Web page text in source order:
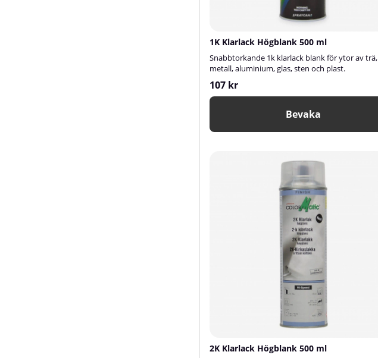
1K Klarlack Högblank 500 ml
Snabbtorkande 1k klarlack blank för ytor av trä,
metall, aluminium, glas, sten och plast.
107 kr
Bevaka
2K Klarlack Högblank 500 ml